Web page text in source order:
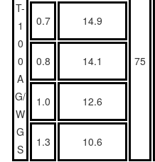
T-
1
0
0
A
G/
W
G
S
75
0.7 14.9
0.8 14.1
1.0 12.6
1.3 10.6